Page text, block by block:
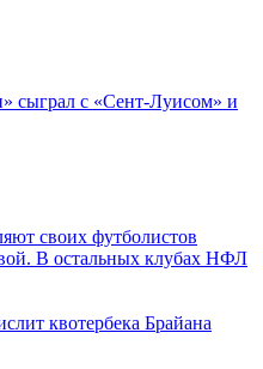
сыграл с «Сент-Луисом» и
своих футболистов
В остальных клубах НФЛ
квотербека Брайана